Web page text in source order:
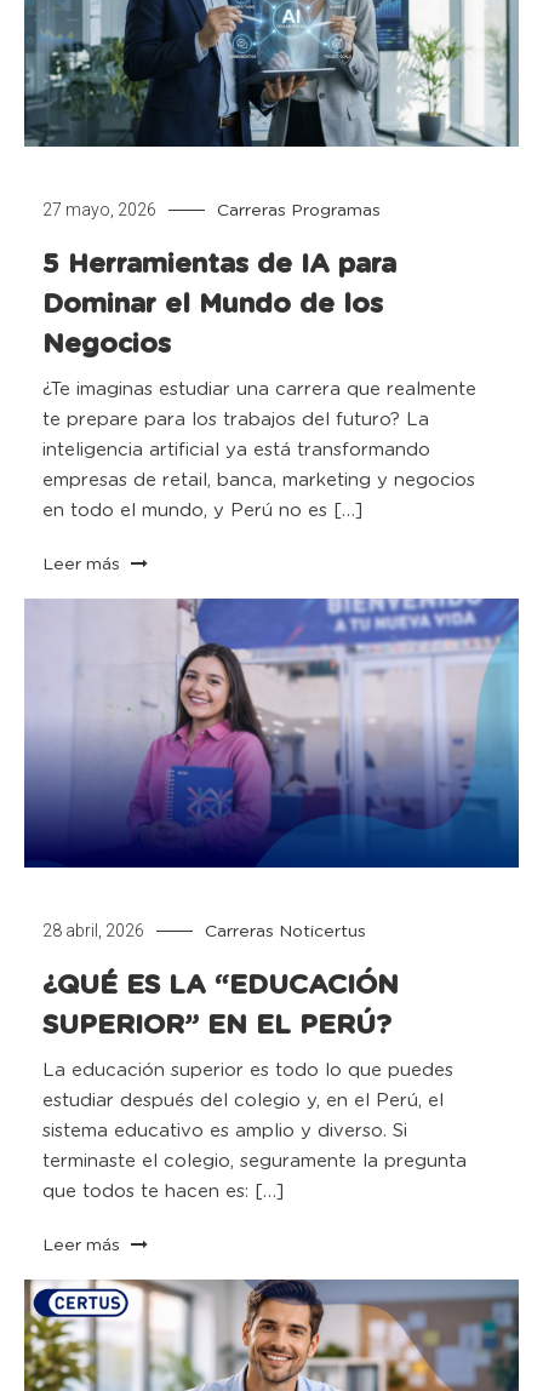
27 mayo, 2026 Carreras Programas
5 Herramientas de IA para
Dominar el Mundo de los
Negocios
¿Te imaginas estudiar una carrera que realmente
te prepare para los trabajos del futuro? La
inteligencia artificial ya está transformando
empresas de retail, banca, marketing y negocios
en todo el mundo, y Perú no es […]
Leer más
28 abril, 2026 Carreras Noticertus
¿QUÉ ES LA “EDUCACIÓN
SUPERIOR” EN EL PERÚ?
La educación superior es todo lo que puedes
estudiar después del colegio y, en el Perú, el
sistema educativo es amplio y diverso. Si
terminaste el colegio, seguramente la pregunta
que todos te hacen es: […]
Leer más